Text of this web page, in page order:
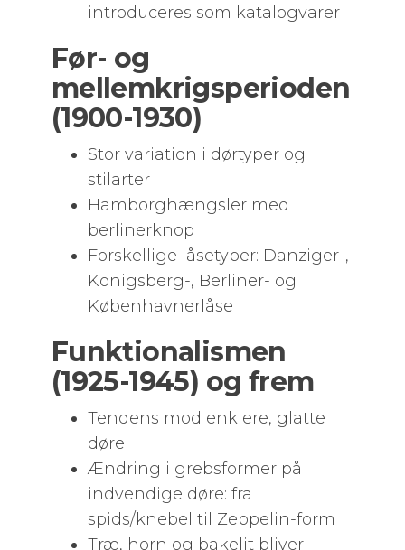
introduceres som katalogvarer
Før- og
mellemkrigsperioden
(1900-1930)
Stor variation i dørtyper og
stilarter
Hamborghængsler med
berlinerknop
Forskellige låsetyper: Danziger-,
Königsberg-, Berliner- og
Københavnerlåse
Funktionalismen
(1925-1945) og frem
Tendens mod enklere, glatte
døre
Ændring i grebsformer på
indvendige døre: fra
spids/knebel til Zeppelin-form
Træ, horn og bakelit bliver